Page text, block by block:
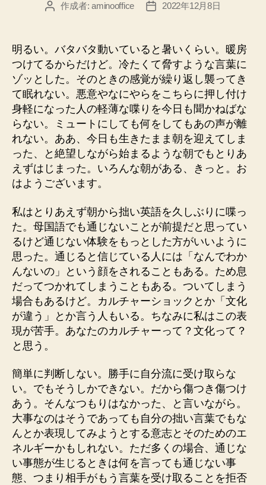
投
作成者:aminooffice
投
2022年12月8日
明るい。バタバタ動いていると暑いくらい。暖房
つけてるからだけど。冷たくて脅すような言葉に
ゾッとした。そのときの感覚が繰り返し襲ってき
て眠れない。悪意やなにやらをこちらに押し付け
身軽になった人の軽薄な喋りを今日も聞かねばな
らない。ミュートにしても何をしてもあの声が離
れない。ああ、今日も生きたまま朝を迎えてしま
った、と絶望しながら始まるような朝でもとりあ
えずはじまった。いろんな朝がある、きっと。お
はようございます。
私はとりあえず朝から拙い英語を久しぶりに喋っ
た。母国語でも通じないことが前提だと思ってい
るけど通じない体験をもっとした方がいいように
思った。通じると信じている人には「なんでわか
んないの」という顔をされることもある。ため息
だってつかれてしまうこともある。ついてしまう
場合もあるけど。カルチャーショックとか「文化
が違う」とか言う人もいる。ちなみに私はこの表
現が苦手。あなたのカルチャーって？文化って？
と思う。
簡単に判断しない。勝手に自分流に受け取らな
い。でもそうしかできない。だから傷つき傷つけ
あう。そんなつもりはなかった、と言いながら。
大事なのはそうであっても自分の拙い言葉でもな
んとか表現してみようとする意志とそのためのエ
ネルギーかもしれない。ただ多くの場合、通じな
い事態が生じるときは何を言っても通じない事
態、つまり相手がもう言葉を受け取ることを拒否